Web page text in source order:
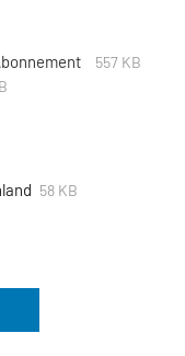
557 KB
58 KB